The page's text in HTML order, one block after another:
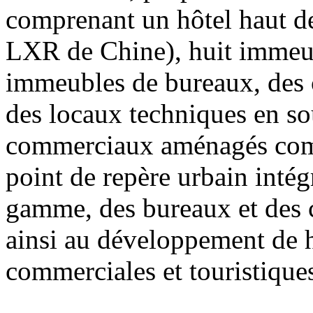
comprenant un hôtel haut
LXR de Chine), huit
immeubles de bureaux, des
des locaux techniques en
commerciaux aménagés
point de repère urbain
gamme, des bureaux et
ainsi au développement de
commerciales et